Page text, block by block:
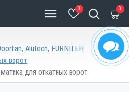
0 0
Alutech, FURNITEH
ворот
для откатных ворот